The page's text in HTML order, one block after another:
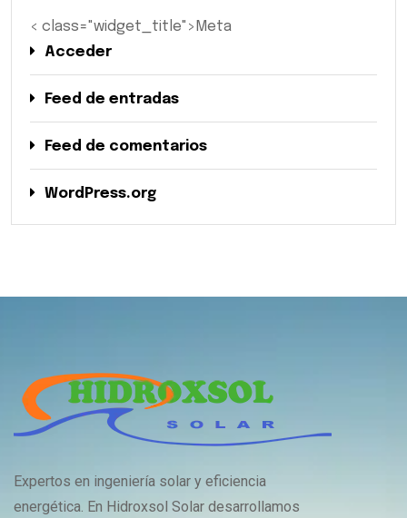
< class="widget_title">Meta
Acceder
Feed de entradas
Feed de comentarios
WordPress.org
Expertos en ingeniería solar y eficiencia
energética. En Hidroxsol Solar desarrollamos